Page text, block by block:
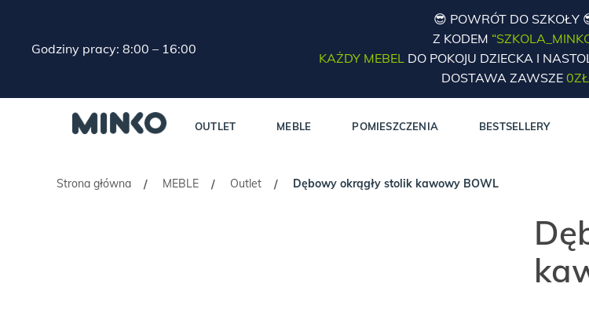
Godziny pracy: 8:00 – 16:00
😎 POWRÓT DO SZKOŁY
Z KODEM
KAŻDY MEBELDO POKOJU DZIECKA I
DOSTAWA ZAWSZE 0ZŁ
OUTLET MEBLE POMIESZCZENIA BESTSELLERY
Strona główna / MEBLE / Outlet / Dębowy okrągły stolik kawowy BOWL